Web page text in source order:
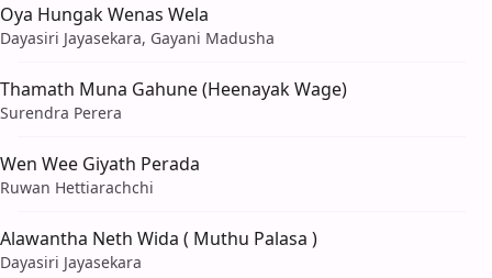
Oya Hungak Wenas Wela
Dayasiri Jayasekara, Gayani Madusha
Thamath Muna Gahune (Heenayak Wage)
Surendra Perera
Wen Wee Giyath Perada
Ruwan Hettiarachchi
Alawantha Neth Wida ( Muthu Palasa )
Dayasiri Jayasekara